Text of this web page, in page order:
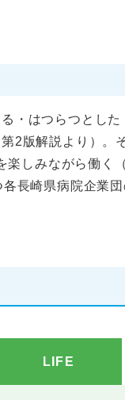
・はつらつとし
2版解説より）。
楽しみながら働く
長崎県病院企業
LIFE